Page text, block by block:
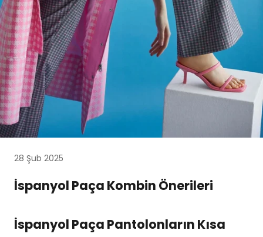
28 Şub 2025
İspanyol Paça Kombin Önerileri
İspanyol Paça Pantolonların Kısa